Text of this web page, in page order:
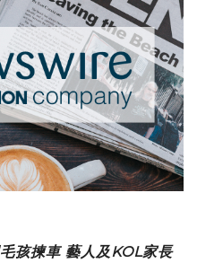
孩揀車 藝人及KOL家長